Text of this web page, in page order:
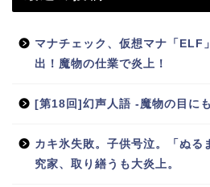
マナチェック、仮想マナ「ELF
出！魔物の仕業で炎上！
[第18回]幻声人語 -魔物の目に
カキ氷失敗。子供号泣。「ぬる
究家、取り繕うも大炎上。